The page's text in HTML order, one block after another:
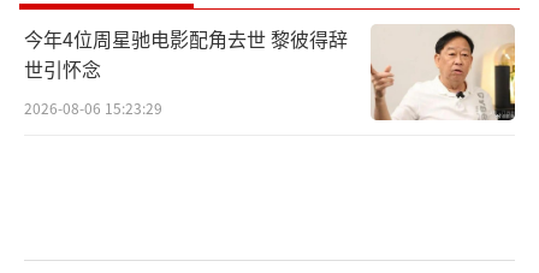
今年4位周星驰电影配角去世 黎彼得辞
世引怀念
2026-08-06 15:23:29